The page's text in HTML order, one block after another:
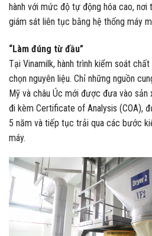
hành với mức độ tự động hóa cao,
giám sát liên tục bằng hệ thống máy
“Làm đúng từ đầu”
Tại Vinamilk, hành trình kiểm soát
chọn nguyên liệu. Chỉ những nguồn
Mỹ và châu Úc mới được đưa vào sản
đi kèm Certificate of Analysis (COA),
5 năm và tiếp tục trải qua các bước
máy.